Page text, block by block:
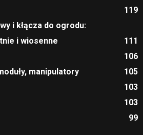
119
i kłącza do ogrodu:
i wiosenne
111
106
manipulatory
105
103
103
99